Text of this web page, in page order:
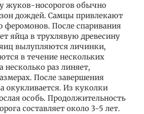
жуков-носорогов обычно
дождей. Самцы привлекают
После спаривания
яйца в трухлявую древесину
вылупляются личинки,
в течение нескольких
несколько раз линяет,
После завершения
окукливается. Из куколки
особь. Продолжительность
составляет около 3-5 лет.